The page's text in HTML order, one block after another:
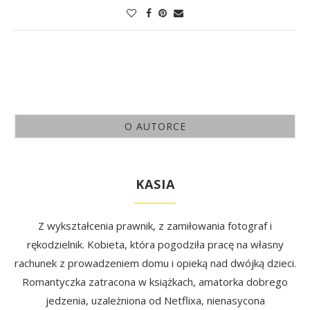
O AUTORCE
KASIA
Z wykształcenia prawnik, z zamiłowania fotograf i
rękodzielnik. Kobieta, która pogodziła pracę na własny
rachunek z prowadzeniem domu i opieką nad dwójką dzieci.
Romantyczka zatracona w książkach, amatorka dobrego
jedzenia, uzależniona od Netflixa, nienasycona